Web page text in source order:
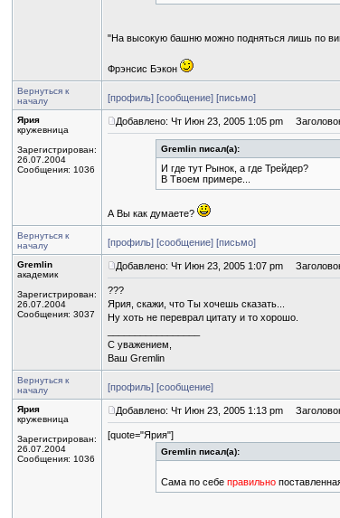
"На высокую башню можно подняться лишь по
Фрэнсис Бэкон
Вернуться к
началу
[профиль] [сообщение] [письмо]
Ярия
кружевница
Зарегистрирован:
26.07.2004
Сообщения: 1036
Добавлено: Чт Июн 23, 2005 1:05 pm
Gremlin писал(а):
И где тут Рынок, а где Трейдер?
В Твоем примере...
А Вы как думаете?
Вернуться к
началу
[профиль] [сообщение] [письмо]
Gremlin
академик
Зарегистрирован:
26.07.2004
Сообщения: 3037
Добавлено: Чт Июн 23, 2005 1:07 pm
???
Ярия, скажи, что Ты хочешь сказать...
Ну хоть не переврал цитату и то хорошо.
С уважением,
Ваш Gremlin
Вернуться к
началу
[профиль] [сообщение]
Ярия
кружевница
Зарегистрирован:
26.07.2004
Сообщения: 1036
Добавлено: Чт Июн 23, 2005 1:13 pm
[quote="Ярия"]
Gremlin писал(а):
Сама по себе правильно